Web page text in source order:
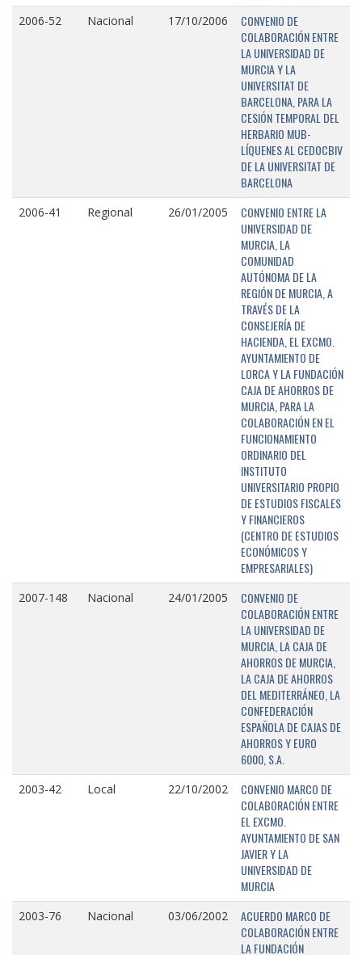
2006-52 Nacional 17/10/2006
CONVENIO DE
COLABORACIÓN ENTRE
LA UNIVERSIDAD DE
MURCIA Y LA
UNIVERSITAT DE
BARCELONA, PARA LA
CESIÓN TEMPORAL DEL
HERBARIO MUB-
LÍQUENES AL CEDOCBIV
DE LA UNIVERSITAT DE
BARCELONA
2006-41 Regional 26/01/2005
CONVENIO ENTRE LA
UNIVERSIDAD DE
MURCIA, LA
COMUNIDAD
AUTÓNOMA DE LA
REGIÓN DE MURCIA, A
TRAVÉS DE LA
CONSEJERÍA DE
HACIENDA, EL EXCMO.
AYUNTAMIENTO DE
LORCA Y LA FUNDACIÓN
CAJA DE AHORROS DE
MURCIA, PARA LA
COLABORACIÓN EN EL
FUNCIONAMIENTO
ORDINARIO DEL
INSTITUTO
UNIVERSITARIO PROPIO
DE ESTUDIOS FISCALES
Y FINANCIEROS
(CENTRO DE ESTUDIOS
ECONÓMICOS Y
EMPRESARIALES)
2007-148 Nacional 24/01/2005
CONVENIO DE
COLABORACIÓN ENTRE
LA UNIVERSIDAD DE
MURCIA, LA CAJA DE
AHORROS DE MURCIA,
LA CAJA DE AHORROS
DEL MEDITERRÁNEO, LA
CONFEDERACIÓN
ESPAÑOLA DE CAJAS DE
AHORROS Y EURO
6000, S.A.
2003-42 Local 22/10/2002
CONVENIO MARCO DE
COLABORACIÓN ENTRE
EL EXCMO.
AYUNTAMIENTO DE SAN
JAVIER Y LA
UNIVERSIDAD DE
MURCIA
2003-76 Nacional 03/06/2002
ACUERDO MARCO DE
COLABORACIÓN ENTRE
LA FUNDACIÓN